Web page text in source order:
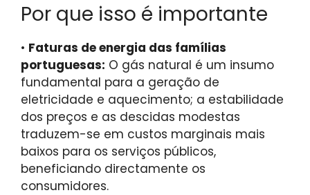
Por que isso é importante
• Faturas de energia das famílias
portuguesas: O gás natural é um insumo
fundamental para a geração de
eletricidade e aquecimento; a estabilidade
dos preços e as descidas modestas
traduzem-se em custos marginais mais
baixos para os serviços públicos,
beneficiando directamente os
consumidores.